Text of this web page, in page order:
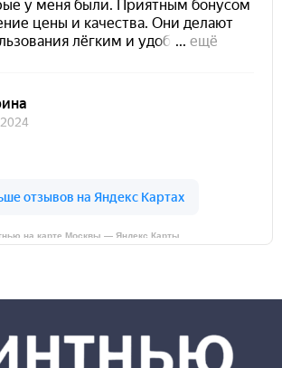
на карте Москвы — Яндекс Карты